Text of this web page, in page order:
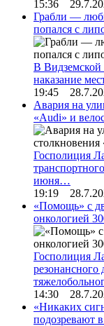
15:36
Грабли —
попался с
В Видземской
наказание
19:45
Авария на
«Audi» и
Госполиция
июня…
19:19
«Помощь» с
онкологией
Госполиция
14:30
«Никаких
подозревают